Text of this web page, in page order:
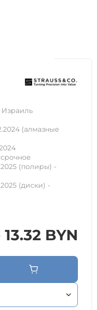
Израиль
(алмазные
(полиры) -
(диски) -
BYN